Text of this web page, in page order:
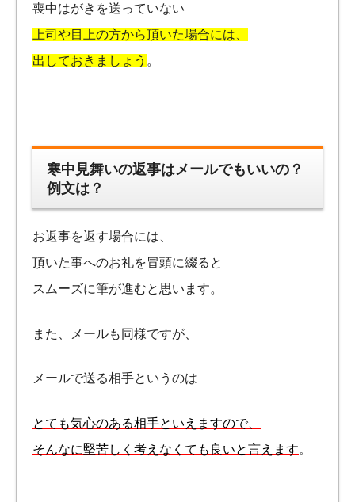
喪中はがきを送っていない
上司や目上の方から頂いた場合には、
出しておきましょう 。
寒中見舞いの返事はメールでもいいの？
例文は？
お返事を返す場合には、
頂いた事へのお礼を冒頭に綴ると
スムーズに筆が進むと思います。
また、メールも同様ですが、
メールで送る相手というのは
とても気心のある相手といえますので、
そんなに堅苦しく考えなくても良いと言えます。